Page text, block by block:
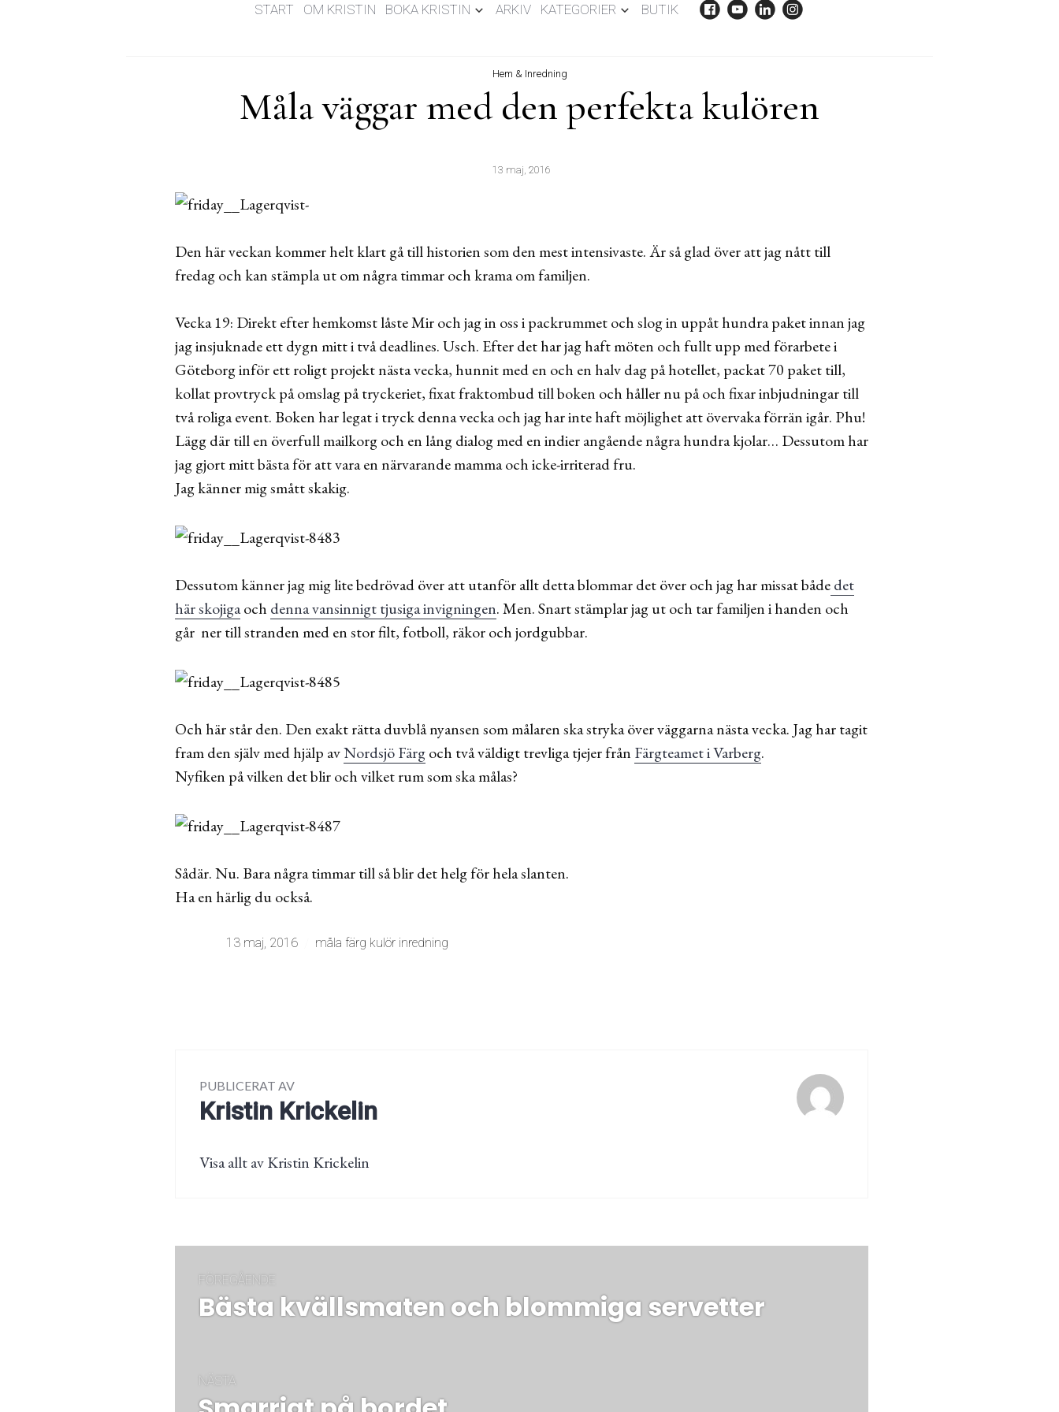
START OM KRISTIN BOKA KRISTIN ARKIV KATEGORIER BUTIK
Hem & Inredning
Måla väggar med den perfekta kulören
13 maj, 2016
Den här veckan kommer helt klart gå till historien som den mest intensivaste. Är så glad över att jag nått till
fredag och kan stämpla ut om några timmar och krama om familjen.
Vecka 19: Direkt efter hemkomst låste Mir och jag in oss i packrummet och slog in uppåt hundra paket innan jag
jag insjuknade ett dygn mitt i två deadlines. Usch. Efter det har jag haft möten och fullt upp med förarbete i
Göteborg inför ett roligt projekt nästa vecka, hunnit med en och en halv dag på hotellet, packat 70 paket till,
kollat provtryck på omslag på tryckeriet, fixat fraktombud till boken och håller nu på och fixar inbjudningar till
två roliga event. Boken har legat i tryck denna vecka och jag har inte haft möjlighet att övervaka förrän igår. Phu!
Lägg där till en överfull mailkorg och en lång dialog med en indier angående några hundra kjolar… Dessutom har
jag gjort mitt bästa för att vara en närvarande mamma och icke-irriterad fru.
Jag känner mig smått skakig.
Dessutom känner jag mig lite bedrövad över att utanför allt detta blommar det över och jag har missat bådedet
här skojigaoch denna vansinnigt tjusiga invigningen. Men. Snart stämplar jag ut och tar familjen i handen och
går ner till stranden med en stor filt, fotboll, räkor och jordgubbar.
Och här står den. Den exakt rätta duvblå nyansen som målaren ska stryka över väggarna nästa vecka. Jag har tagit
fram den själv med hjälp avNordsjö Färgoch två väldigt trevliga tjejer från Färgteamet i Varberg.
Nyfiken på vilken det blir och vilket rum som ska målas?
Sådär. Nu. Bara några timmar till så blir det helg för hela slanten.
Ha en härlig du också.
13 maj, 2016 måla färg kulör inredning
PUBLICERAT AV
Kristin Krickelin
Visa allt av Kristin Krickelin
Inläggsnavigering
FÖREGÅENDE
Föregående
Bästa kvällsmaten och blommiga servetter
NÄSTA
Nästa